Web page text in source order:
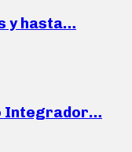
y hasta…
Integrador…